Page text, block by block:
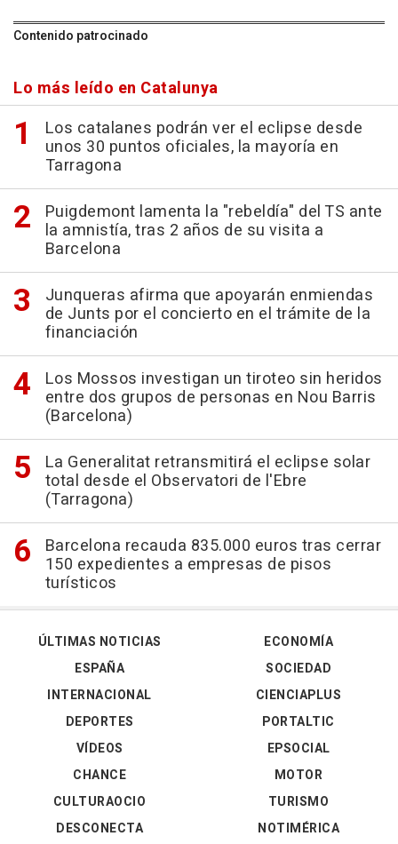
Contenido patrocinado
Lo más leído en Catalunya
Los catalanes podrán ver el eclipse desde
unos 30 puntos oficiales, la mayoría en
Tarragona
Puigdemont lamenta la "rebeldía" del TS ante
la amnistía, tras 2 años de su visita a
Barcelona
Junqueras afirma que apoyarán enmiendas
de Junts por el concierto en el trámite de la
financiación
Los Mossos investigan un tiroteo sin heridos
entre dos grupos de personas en Nou Barris
(Barcelona)
La Generalitat retransmitirá el eclipse solar
total desde el Observatori de l'Ebre
(Tarragona)
Barcelona recauda 835.000 euros tras cerrar
150 expedientes a empresas de pisos
turísticos
ÚLTIMAS NOTICIAS
ESPAÑA
INTERNACIONAL
DEPORTES
VÍDEOS
ECONOMÍA
SOCIEDAD
CIENCIAPLUS
PORTALTIC
EPSOCIAL
CHANCE
CULTURAOCIO
DESCONECTA
MOTOR
TURISMO
NOTIMÉRICA